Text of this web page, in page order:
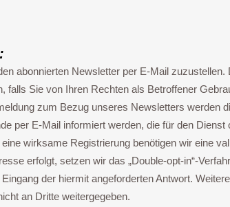
abonnierten Newsletter per E-Mail
falls Sie von Ihren Rechten als Betroffener
zum Bezug unseres Newsletters werden
per E-Mail informiert werden, die für den
wirksame Registrierung benötigen wir eine
erfolgt, setzen wir das „Double-opt-in“-
der hiermit angeforderten Antwort.
an Dritte weitergegeben.